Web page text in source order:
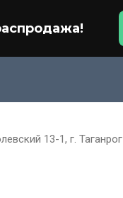
13-1, г. Таганрог